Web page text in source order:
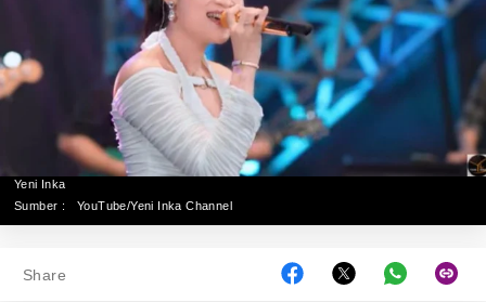
Yeni Inka
Sumber :
YouTube/Yeni Inka Channel
Share